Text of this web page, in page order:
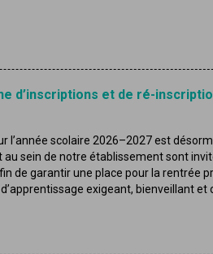
d’inscriptions et de ré-
l’année scolaire 2026–2027 est
sein de notre établissement sont
de garantir une place pour la rentrée
exigeant, bienveillant et